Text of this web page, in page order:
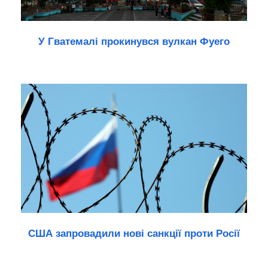
У Гватемалі прокинувся вулкан Фуего
США запровадили нові санкції проти Росії